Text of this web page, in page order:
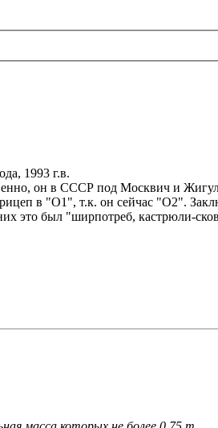
1993 г.в.
он в СССР под Москвич и
в "О1", т.к. он сейчас "О2".
это был "ширпотреб, кастрюли-